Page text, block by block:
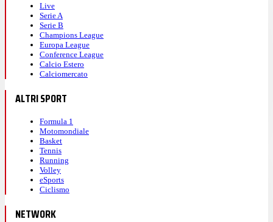
Live
Serie A
Serie B
Champions League
Europa League
Conference League
Calcio Estero
Calciomercato
ALTRI SPORT
Formula 1
Motomondiale
Basket
Tennis
Running
Volley
eSports
Ciclismo
NETWORK